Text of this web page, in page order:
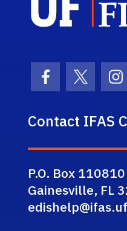
Facebook Icon
Twitter
Contact IFAS
P.O. Box 110810
Gainesville, FL